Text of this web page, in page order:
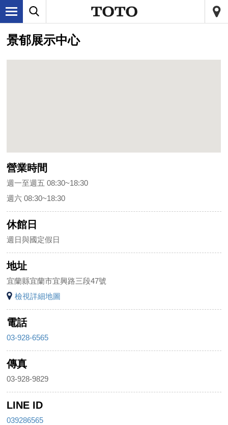
景郁展示中心
營業時間
週一至週五 08:30~18:30
週六 08:30~18:30
休館日
週日與國定假日
地址
宜蘭縣宜蘭市宜興路三段47號
檢視詳細地圖
電話
03-928-6565
傳真
03-928-9829
LINE ID
039286565